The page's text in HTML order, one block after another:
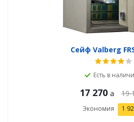
Сейф Valberg
Есть в
17 270 19
Экономия 1